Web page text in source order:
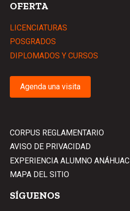
OFERTA
LICENCIATURAS
POSGRADOS
DIPLOMADOS Y CURSOS
Agenda una visita
CORPUS REGLAMENTARIO
AVISO DE PRIVACIDAD
EXPERIENCIA ALUMNO ANÁHUAC
MAPA DEL SITIO
SÍGUENOS